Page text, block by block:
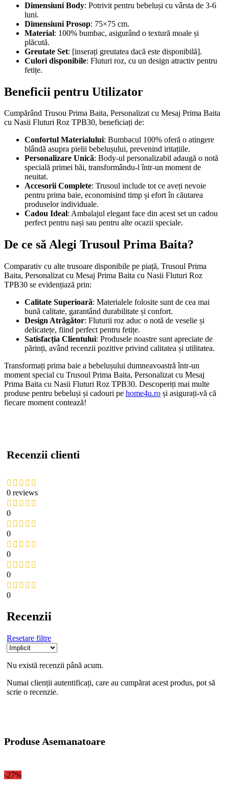
Dimensiuni Body: Potrivit pentru bebeluși cu vârsta de 3-6
luni.
Dimensiuni Prosop: 75×75 cm.
Material: 100% bumbac, asigurând o textură moale și
plăcută.
Greutate Set: [inserați greutatea dacă este disponibilă].
Culori disponibile: Fluturi roz, cu un design atractiv pentru
fetițe.
Beneficii pentru Utilizator
Cumpărând Trusou Prima Baita, Personalizat cu Mesaj Prima Baita
cu Nasii Fluturi Roz TPB30, beneficiați de:
Confortul Materialului: Bumbacul 100% oferă o atingere
blândă asupra pielii bebelușului, prevenind iritațiile.
Personalizare Unică: Body-ul personalizabil adaugă o notă
specială primei băi, transformându-l într-un moment de
neuitat.
Accesorii Complete: Trusoul include tot ce aveți nevoie
pentru prima baie, economisind timp și efort în căutarea
produselor individuale.
Cadou Ideal: Ambalajul elegant face din acest set un cadou
perfect pentru nași sau pentru alte ocazii speciale.
De ce să Alegi Trusoul Prima Baita?
Comparativ cu alte trusoare disponibile pe piață, Trusoul Prima
Baita, Personalizat cu Mesaj Prima Baita cu Nasii Fluturi Roz
TPB30 se evidențiază prin:
Calitate Superioară: Materialele folosite sunt de cea mai
bună calitate, garantând durabilitate și confort.
Design Atrăgător: Fluturii roz aduc o notă de veselie și
delicatețe, fiind perfect pentru fetițe.
Satisfacția Clientului: Produsele noastre sunt apreciate de
părinți, având recenzii pozitive privind calitatea și utilitatea.
Transformați prima baie a bebelușului dumneavoastră într-un
moment special cu Trusoul Prima Baita, Personalizat cu Mesaj
Prima Baita cu Nasii Fluturi Roz TPB30. Descoperiți mai multe
produse pentru bebeluși și cadouri pe home4u.ro și asigurați-vă că
fiecare moment contează!
Recenzii clienti
0 reviews
0
0
0
0
0
Recenzii
Resetare filtre
Nu există recenzii până acum.
Numai clienții autentificați, care au cumpărat acest produs, pot să
scrie o recenzie.
Produse Asemanatoare
-27%